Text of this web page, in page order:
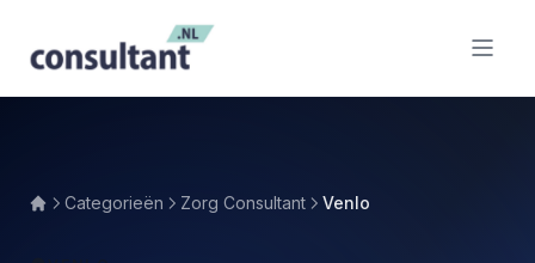
Categorieën Zorg Consultant Venlo